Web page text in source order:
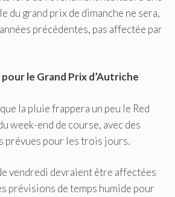
du grand prix de dimanche ne sera,
précédentes, pas affectée par
le Grand Prix d’Autriche
la pluie frappera un peu le Red
week-end de course, avec des
prévues pour les trois jours.
vendredi devraient être affectées
prévisions de temps humide pour